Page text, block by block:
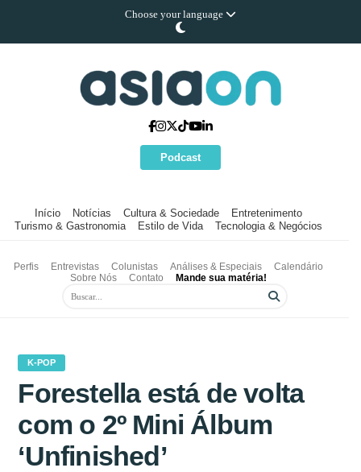
Choose your language
Podcast
Início Notícias Cultura & Sociedade
Entretenimento
Turismo & Gastronomia
Estilo de Vida Tecnologia & Negócios
Perfis Entrevistas Colunistas Análises & Especiais
Calendário
Sobre Nós
Contato Mande sua matéria!
K-POP
Forestella está de volta
com o 2º Mini Álbum
‘Unfinished’